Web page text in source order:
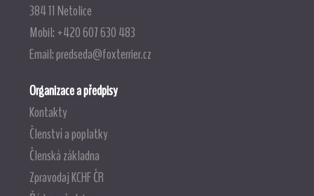
384 11 Netolice
Mobil: +420 607 630 483
Email:predseda@foxterrier.cz
Organizace a předpisy
Kontakty
Členství a poplatky
Členská základna
Zpravodaj KCHF ČR